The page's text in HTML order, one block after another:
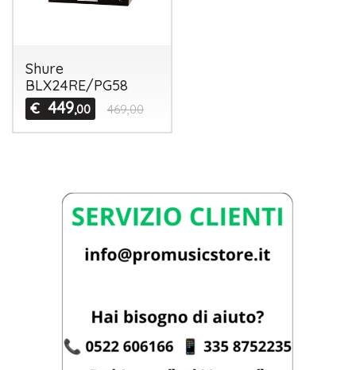
Shure
BLX24RE/PG58
€ 449,00 469,00